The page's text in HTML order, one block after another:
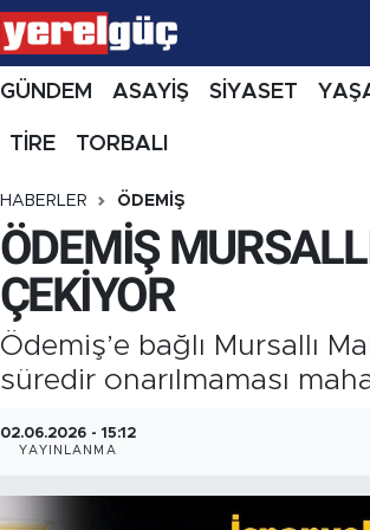
GÜNDEM ASAYİŞ SİYASET
TİRE TORBALI
HABERLER ÖDEMİŞ
ÖDEMİŞ
ÇEKİYOR
Ödemiş’e bağlı Mursallı
süredir onarılmaması
02.06.2026 - 15:12
YAYINLANMA